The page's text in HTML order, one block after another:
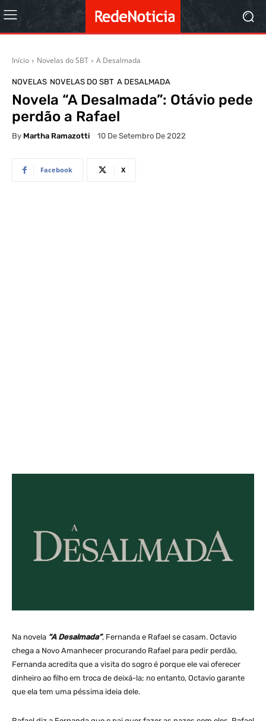
Início Novelas do SBT A Desalmada
NOVELAS NOVELAS DO SBT A DESALMADA
Novela “A Desalmada”: Otávio pede
perdão a Rafael
By Martha Ramazotti 10 De Setembro De 2022
Facebook X
Na novela “A Desalmada”, Fernanda e Rafael se casam. Octavio
chega a Novo Amanhecer procurando Rafael para pedir perdão,
Fernanda acredita que a visita do sogro é porque ele vai oferecer
dinheiro ao filho em troca de deixá-la; no entanto, Octavio garante
que ela tem uma péssima ideia dele.